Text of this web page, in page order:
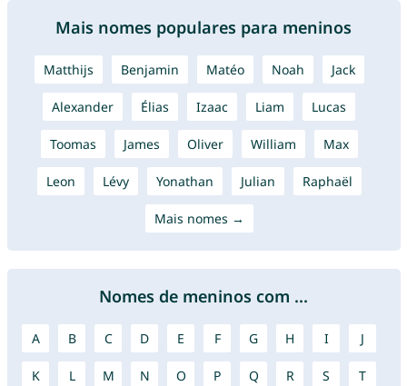
Mais nomes populares para meninos
Matthijs Benjamin Matéo Noah Jack
Alexander Élias Izaac Liam Lucas
Toomas James Oliver William Max
Leon Lévy Yonathan Julian Raphaël
Mais nomes →
Nomes de meninos com ...
A B C D E F G H I J
K L M N O P Q R S T